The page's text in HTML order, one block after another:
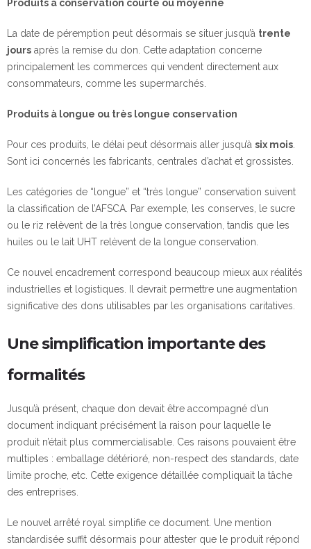
Produits à conservation courte ou moyenne
La date de péremption peut désormais se situer jusqu’à trente
jours après la remise du don. Cette adaptation concerne
principalement les commerces qui vendent directement aux
consommateurs, comme les supermarchés.
Produits à longue ou très longue conservation
Pour ces produits, le délai peut désormais aller jusqu’à six mois
Sont ici concernés les fabricants, centrales d’achat et grossistes.
Les catégories de “longue” et “très longue” conservation suivent
la classification de l’AFSCA. Par exemple, les conserves, le sucre
ou le riz relèvent de la très longue conservation, tandis que les
huiles ou le lait UHT relèvent de la longue conservation.
Ce nouvel encadrement correspond beaucoup mieux aux réalités
industrielles et logistiques. Il devrait permettre une augmentation
significative des dons utilisables par les organisations caritatives.
Une simplification importante des
formalités
Jusqu’à présent, chaque don devait être accompagné d’un
document indiquant précisément la raison pour laquelle le
produit n’était plus commercialisable. Ces raisons pouvaient être
multiples : emballage détérioré, non-respect des standards, date
limite proche, etc. Cette exigence détaillée compliquait la tâche
des entreprises.
Le nouvel arrêté royal simplifie ce document. Une mention
standardisée suffit désormais pour attester que le produit répond